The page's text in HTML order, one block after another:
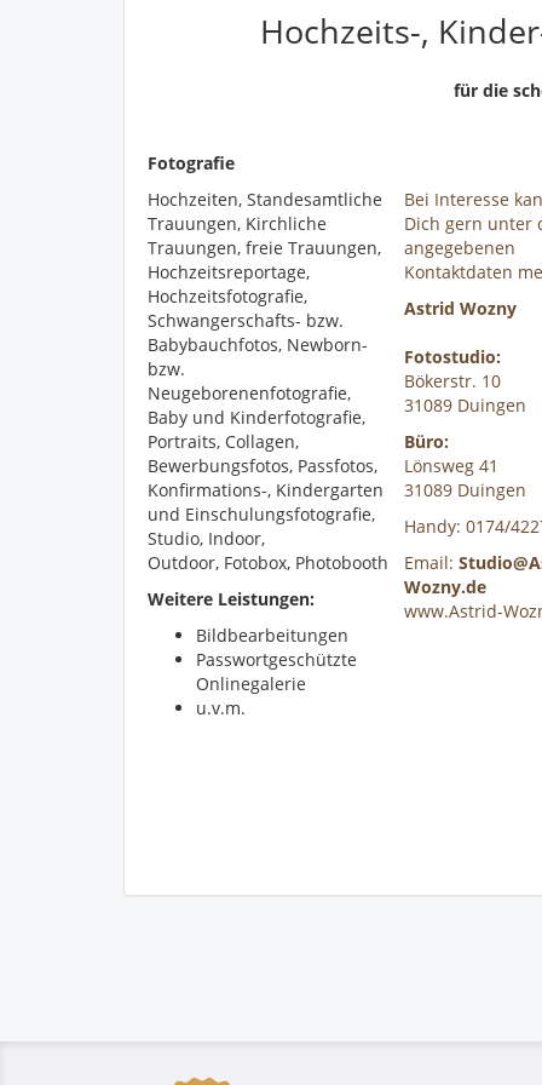
Hochzeits-,
für die
Fotografie
Hochzeiten, Standesamtliche
Trauungen, Kirchliche
Trauungen, freie Trauungen,
Hochzeitsreportage,
Hochzeitsfotografie,
Schwangerschafts- bzw.
Babybauchfotos, Newborn-
bzw.
Neugeborenenfotografie,
Baby und Kinderfotografie,
Portraits, Collagen,
Bewerbungsfotos, Passfotos,
Konfirmations-, Kindergarten
und Einschulungsfotografie,
Studio, Indoor,
Outdoor, Fotobox, Photobooth
Weitere Leistungen:
Bildbearbeitungen
Passwortgeschützte
Onlinegalerie
u.v.m.
Bei Interesse
Dich gern unter
angegebenen
Kontaktdaten
Astrid Wozny
Fotostudio:
Bökerstr. 10
31089 Duingen
Büro:
Lönsweg 41
31089 Duingen
Handy: 0174/
Email:
Wozny.de
www.Astrid-